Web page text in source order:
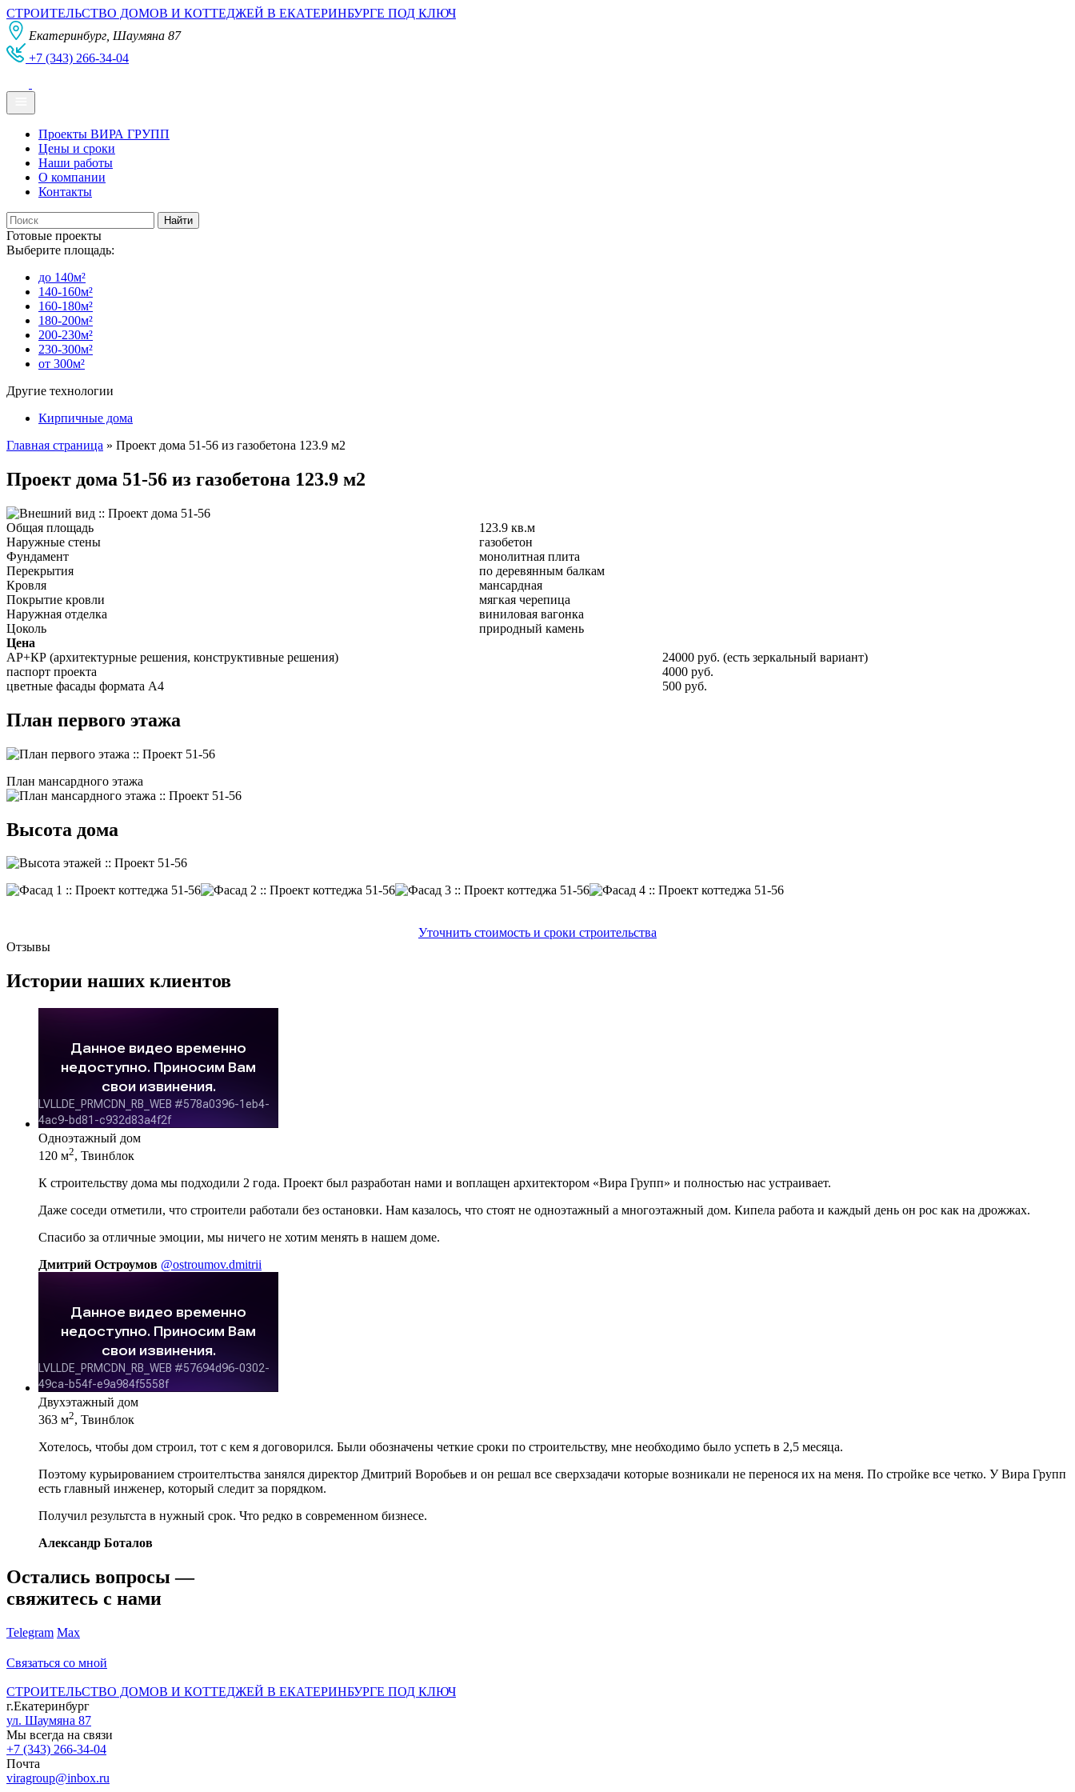
СТРОИТЕЛЬСТВО ДОМОВ И КОТТЕДЖЕЙ В ЕКАТЕРИНБУРГЕ ПОД КЛЮЧ
Екатеринбург, Шаумяна 87
+7 (343) 266-34-04
Проекты ВИРА ГРУПП
Цены и сроки
Наши работы
О компании
Контакты
Готовые проекты
Выберите площадь:
до 140м²
140-160м²
160-180м²
180-200м²
200-230м²
230-300м²
от 300м²
Другие технологии
Кирпичные дома
Главная страница » Проект дома 51-56 из газобетона 123.9 м2
Проект дома 51-56 из газобетона 123.9 м2
Общая площадь
123.9 кв.м
Наружные стены
газобетон
Фундамент
монолитная плита
Перекрытия
по деревянным балкам
Кровля
мансардная
Покрытие кровли
мягкая черепица
Наружная отделка
виниловая вагонка
Цоколь
природный камень
Цена
АР+КР (архитектурные решения, конструктивные решения)
24000 руб. (есть зеркальный вариант)
паспорт проекта
4000 руб.
цветные фасады формата А4
500 руб.
План первого этажа
План мансардного этажа
Высота дома
Уточнить стоимость и сроки строительства
Отзывы
Истории наших клиентов
Одноэтажный дом
120 м2, Твинблок
К строительству дома мы подходили 2 года. Проект был разработан нами и воплащен архитектором «Вира Групп» и полностью нас устраивает.
Даже соседи отметили, что строители работали без остановки. Нам казалось, что стоят не одноэтажный а многоэтажный дом. Кипела работа и каждый день он рос как на дрожжах.
Спасибо за отличные эмоции, мы ничего не хотим менять в нашем доме.
Дмитрий Остроумов @ostroumov.dmitrii
Двухэтажный дом
363 м2, Твинблок
Хотелось, чтобы дом строил, тот с кем я договорился. Были обозначены четкие сроки по строительству, мне необходимо было успеть в 2,5 месяца.
Поэтому курьированием строителтьства занялся директор Дмитрий Воробьев и он решал все сверхзадачи которые возникали не перенося их на меня. По стройке все четко. У Вира Групп
есть главный инженер, который следит за порядком.
Получил результста в нужный срок. Что редко в современном бизнесе.
Александр Боталов
Остались вопросы —
свяжитесь с нами
Telegram Max
Связаться со мной
СТРОИТЕЛЬСТВО ДОМОВ И КОТТЕДЖЕЙ В ЕКАТЕРИНБУРГЕ ПОД КЛЮЧ
г.Екатеринбург
ул. Шаумяна 87
Мы всегда на связи
+7 (343) 266-34-04
Почта
viragroup@inbox.ru